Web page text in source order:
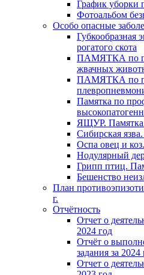
График
Фотоальбом
Особо опасные
Губкообразная
рогатого скота
ПАМЯТКА по
жвачных
ПАМЯТКА по
Памятка по
ЯЩУР.
Сибирская
Оспа овец и
Нодулярный
Грипп птиц.
Бешенство
План
г.
Отчётность
Отчет о
2024 год
Отчёт о
задания за 2024
Отчет о